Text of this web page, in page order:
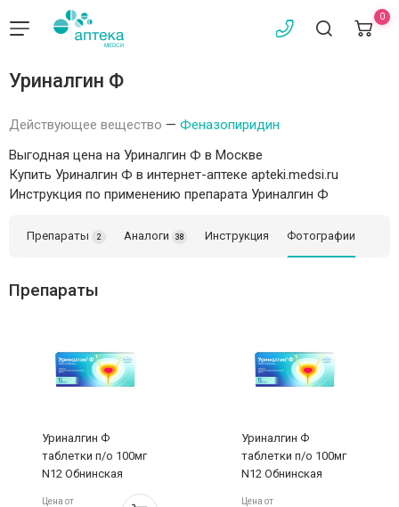
0
Уриналгин Ф
Действующее вещество — Феназопиридин
Выгодная цена на Уриналгин Ф в Москве
Купить Уриналгин Ф в интернет-аптеке apteki.medsi.ru
Инструкция по применению препарата Уриналгин Ф
Препараты 2 Аналоги 38 Инструкция Фотографии
Препараты
Уриналгин Ф
таблетки п/о 100мг
N12 Обнинская
Цена от
Уриналгин Ф
таблетки п/о 100мг
N12 Обнинская
Цена от